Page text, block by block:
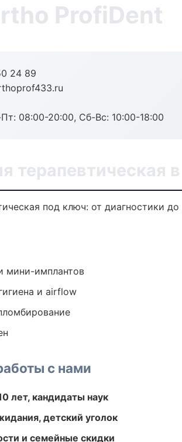
ProfiDent
24 89
08:00-20:00, Сб-Вс: 10:00-18:00
терапевтическая
под ключ: от диагностики
мини-имплантов
и airflow
с нами
лет, кандидаты наук
детский уголок
и семейные скидки